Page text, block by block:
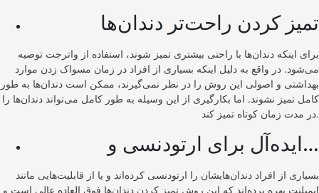
تمیز کردن راحت‌تر دندان‌ها
برای اینکه دندان‌ها با راحتی بیشتری تمیز شوند، استفاده از واترجت توصیه
می‌شود. در واقع به دلیل اینکه بسیاری از افراد در زمان مسواک زدن موارد
بهداشتی و اصولی این روش را در نظر نمی‌گیرند، ممکن است دندان‌ها به طور
کامل تمیز نشوند. اما بکارگیری از این وسیله به طور کامل می‌تواند دندان‌ها را
در مدت زمان کوتاه تمیز کند.
ایده‌آل برای ارتودنسی و…
بسیاری از افراد دندان‌هایشان را ارتودنسی کرده‌اند و یا از قابلیت‌هایی مانند
ایمپلنت بهره برده‌اند که این روش تمیز کردن دندان‌ها فوق العاده عالی است و